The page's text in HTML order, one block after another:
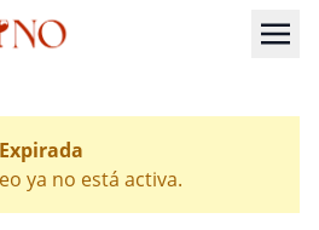
ya no está activa.